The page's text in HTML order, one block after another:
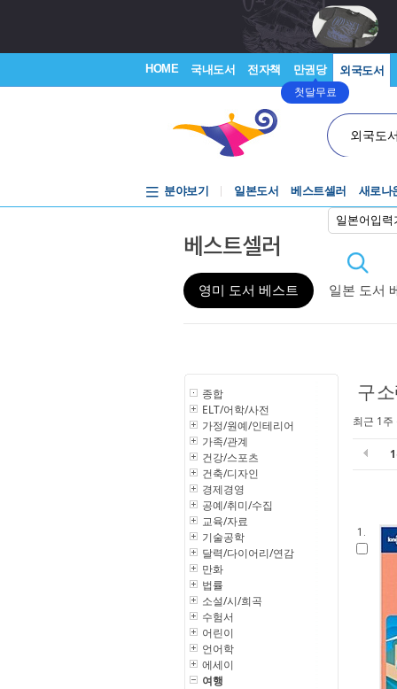
HOME 국내도서 전자책 만권당
첫달무료
외국도서
외국도
일본어입력
분야보기 일본도서 베스트셀러 새로나
베스트셀러
영미 도서 베스트 일본 도서
종합
ELT/어학/사전
가정/원예/인테리어
가족/관계
건강/스포츠
건축/디자인
경제경영
공예/취미/수집
교육/자료
기술공학
달력/다이어리/연감
만화
법률
소설/시/희곡
수험서
어린이
언어학
에세이
여행
구
최근 1
1.